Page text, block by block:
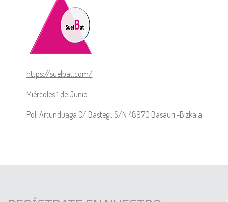
https://suelbat.com/
Miércoles 1 de Junio
Pol. Artunduaga C/ Bastegi, S/N 48970 Basauri -Bizkaia